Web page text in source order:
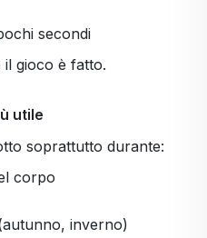
secondi
gioco è fatto.
utile
soprattutto durante:
corpo
inverno)